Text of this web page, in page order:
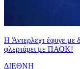
H Άντερλεχτ έφυγε με
φλερτάρει με ΠΑΟΚ!
ΔΙΕΘΝΗ